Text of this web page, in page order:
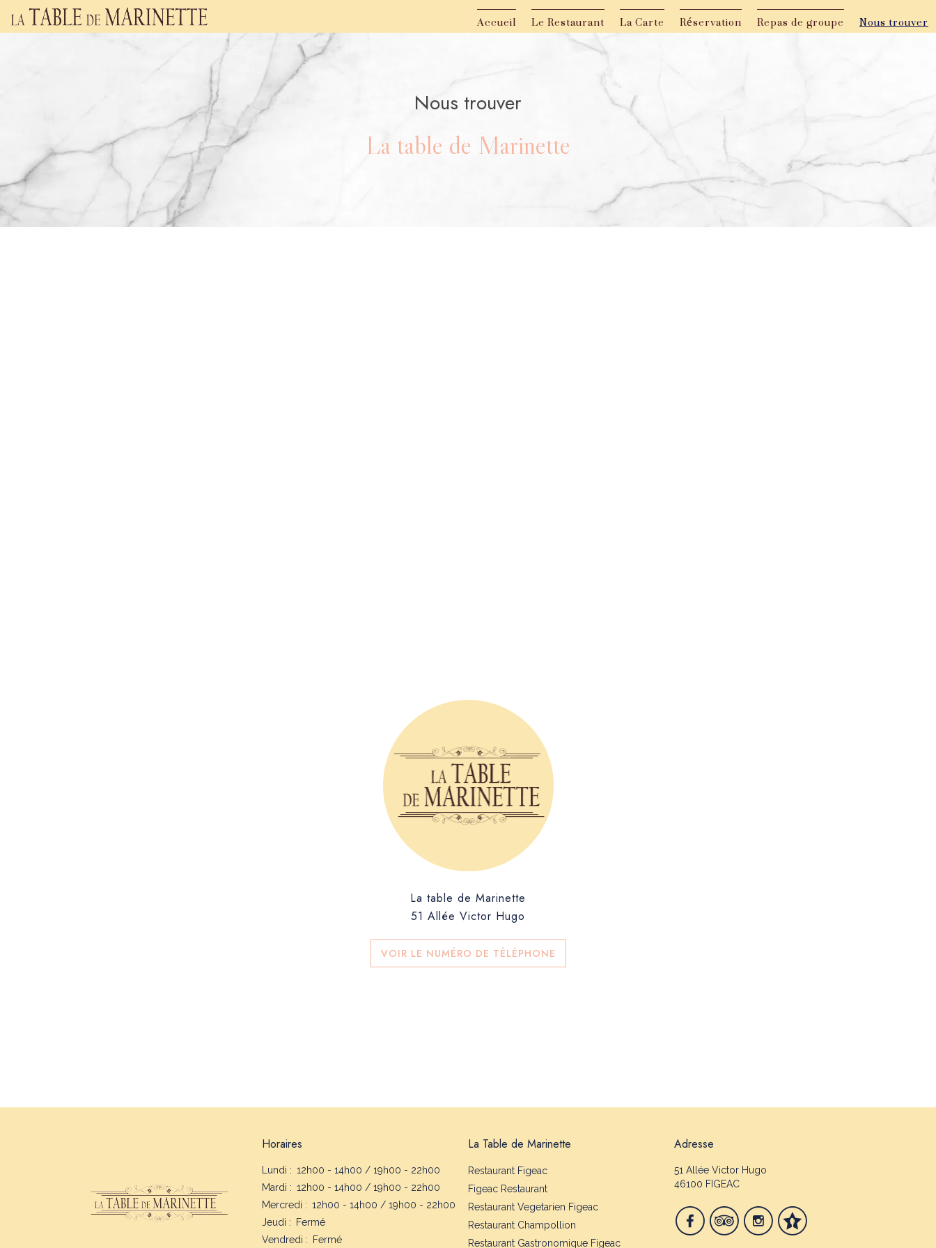
Accueil Le Restaurant La Carte Réservation Repas de groupe Nous trouver
Nous trouver
La table de Marinette
La table de Marinette
51 Allée Victor Hugo
VOIR LE NUMÉRO DE TÉLÉPHONE
Horaires
Lundi : 12h00 - 14h00 / 19h00 - 22h00
Mardi : 12h00 - 14h00 / 19h00 - 22h00
Mercredi : 12h00 - 14h00 / 19h00 - 22h00
Jeudi :
Fermé
Vendredi :
Fermé
La Table de Marinette
Restaurant Figeac
Figeac Restaurant
Restaurant Vegetarien Figeac
Restaurant Champollion
Restaurant Gastronomique Figeac
Adresse
51 Allée Victor Hugo
46100 FIGEAC